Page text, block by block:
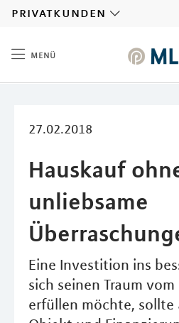
privatkunden
menü
27.02.2018
Hauskauf
unliebsame
Eine Investition ins
sich seinen Traum
erfüllen möchte, sollte